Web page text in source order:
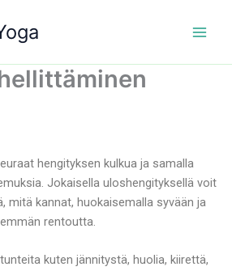
hengityksen kulkua ja samalla
Jokaisella uloshengityksellä voit
mitä kannat, huokaisemalla syvään ja
rentoutta.
kuten jännitystä, huolia, kiirettä,